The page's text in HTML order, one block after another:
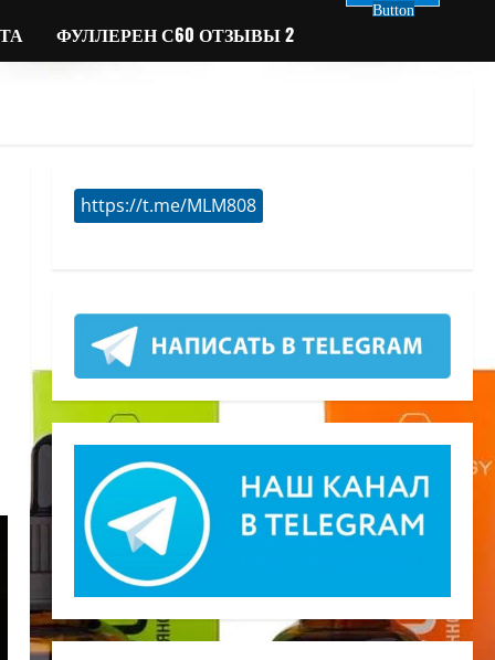
ФУЛЛЕРЕН С60 ОТЗЫВЫ 2
Button
https://t.me/MLM808